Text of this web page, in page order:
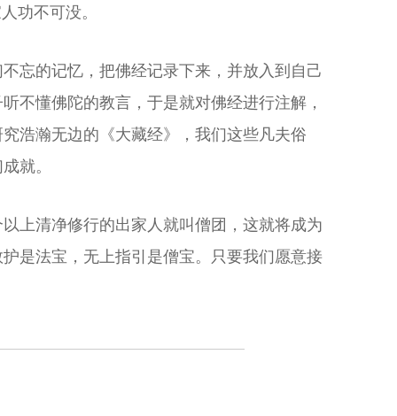
功不可没。
忘的记忆，把佛经记录下来，并放入到自己
不懂佛陀的教言，于是就对佛经进行注解，
浩瀚无边的《大藏经》，我们这些凡夫俗
就。
上清净修行的出家人就叫僧团，这就将成为
是法宝，无上指引是僧宝。只要我们愿意接